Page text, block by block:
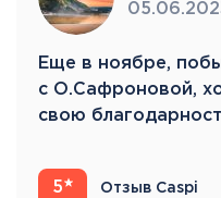
Eще в ноябре,
с О.Сафроновой,
свою
5 Отзыв Caspi